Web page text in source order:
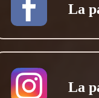
La
La